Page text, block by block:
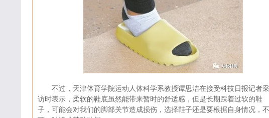
不过，天津体育学院运动人体科学系教授谭思洁在接受科技日报记者采
访时表示，柔软的鞋底虽然能带来暂时的舒适感，但是长期踩着过软的鞋
子，可能会对我们的脚部关节造成损伤，选择鞋子还是要根据自身情况，不